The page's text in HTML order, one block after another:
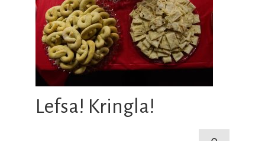
Lefsa! Kringla!